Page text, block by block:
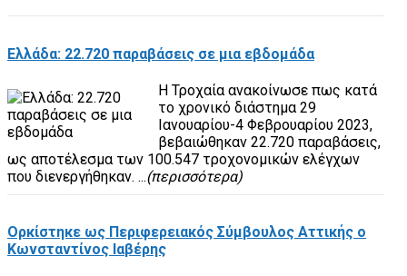
Ελλάδα: 22.720 παραβάσεις σε μια εβδομάδα
Η Τροχαία ανακοίνωσε πως κατά
το χρονικό διάστημα 29
Ιανουαρίου-4 Φεβρουαρίου 2023,
βεβαιώθηκαν 22.720 παραβάσεις,
ως αποτέλεσμα των 100.547 τροχονομικών ελέγχων
που διενεργήθηκαν. ...(περισσότερα)
Ορκίστηκε ως Περιφερειακός Σύμβουλος Αττικής ο
Κωνσταντίνος Ιαβέρης